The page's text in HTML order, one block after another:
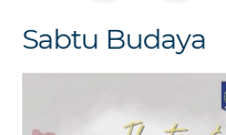
Sabtu Budaya